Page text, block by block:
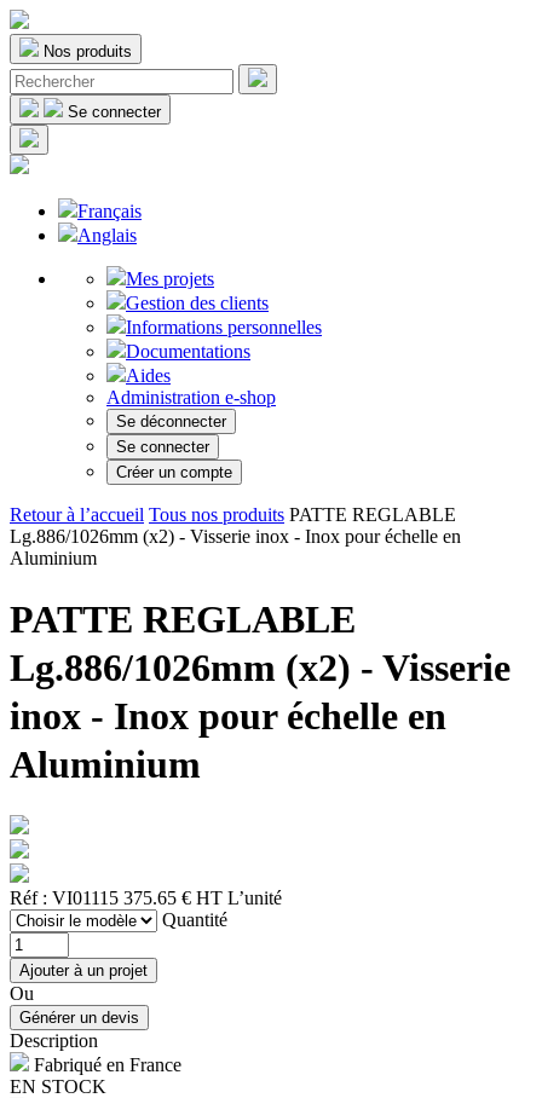
Nos produits
Se connecter
Français
Anglais
Mes projets
Gestion des clients
Informations personnelles
Documentations
Aides
Administration e-shop
Se déconnecter
Se connecter
Créer un compte
Retour à l’accueil Tous nos produits PATTE REGLABLE
Lg.886/1026mm (x2) - Visserie inox - Inox pour échelle en
Aluminium
PATTE REGLABLE
Lg.886/1026mm (x2) - Visserie
inox - Inox pour échelle en
Aluminium
Réf : VI01115 375.65 € HT L’unité
Quantité
Ou
Description
Fabriqué en France
EN STOCK